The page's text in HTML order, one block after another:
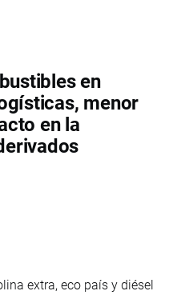
en
menor
en la
extra, eco país y diésel